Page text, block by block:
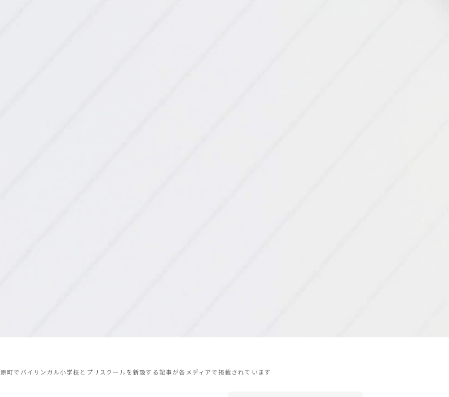
町でバイリンガル小学校とプリスクールを新設する記事が各メディアで掲載されています